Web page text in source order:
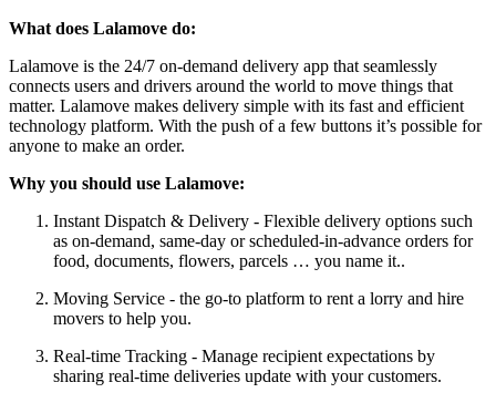
What does Lalamove do:
Lalamove is the 24/7 on-demand delivery app that seamlessly
connects users and drivers around the world to move things that
matter. Lalamove makes delivery simple with its fast and efficient
technology platform. With the push of a few buttons it’s possible for
anyone to make an order.
Why you should use Lalamove:
Instant Dispatch & Delivery - Flexible delivery options such
as on-demand, same-day or scheduled-in-advance orders for
food, documents, flowers, parcels … you name it..
Moving Service - the go-to platform to rent a lorry and hire
movers to help you.
Real-time Tracking - Manage recipient expectations by
sharing real-time deliveries update with your customers.